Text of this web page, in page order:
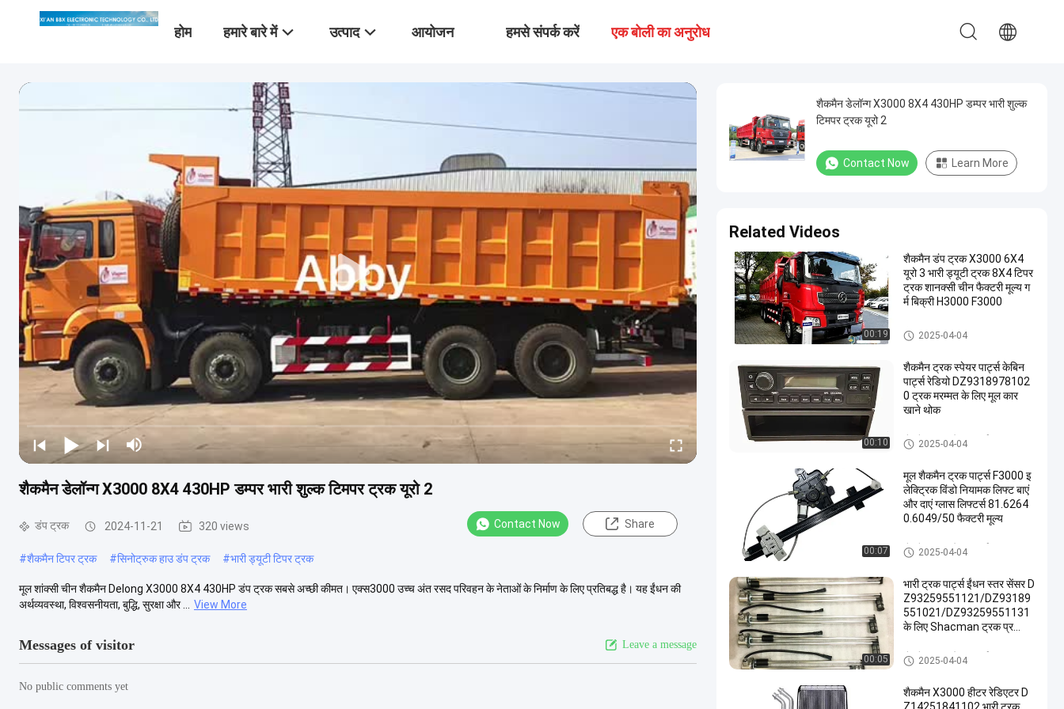
होम हमारे बारे में उत्पाद आयोजन हमसे संपर्क करें एक बोली का अनुरोध
शैकमैन डेलॉन्ग X3000 8X4 430HP डम्पर भारी शुल्क टिमपर ट्रक यूरो 2
डंप ट्रक 2024-11-21 320 views Contact Now Share
#शैकमैन टिपर ट्रक #सिनोट्रुक हाउ डंप ट्रक #भारी ड्यूटी टिपर ट्रक
मूल शांक्सी चीन शैकमैन Delong X3000 8X4 430HP डंप ट्रक सबसे अच्छी कीमत। एक्स3000 उच्च अंत रसद परिवहन के नेताओं के निर्माण के लिए प्रतिबद्ध है। यह ईंधन की
अर्थव्यवस्था, विश्वसनीयता, बुद्धि, सुरक्षा और ...
View More
Messages of visitor Leave a message
No public comments yet
शैकमैन डेलॉन्ग X3000 8X4 430HP डम्पर भारी शुल्क
टिमपर ट्रक यूरो 2
Contact Now Learn More
Related Videos
00:19
शैकमैन डंप ट्रक X3000 6X4
यूरो 3 भारी ड्यूटी ट्रक 8X4 टिपर
ट्रक शानक्सी चीन फैक्टरी मूल्य ग
र्म बिक्री H3000 F3000
डंप ट्रक2025-04-04
00:10
शैकमैन ट्रक स्पेयर पार्ट्स केबिन
पार्ट्स रेडियो DZ9318978102
0 ट्रक मरम्मत के लिए मूल कार
खाने थोक
शैकमैन ट्रक स्पेयर पार्ट्स
2025-04-04
00:07
मूल शैकमैन ट्रक पार्ट्स F3000 इ
लेक्ट्रिक विंडो नियामक लिफ्ट बाएं
और दाएं ग्लास लिफ्टर्स 81.6264
0.6049/50 फैक्टरी मूल्य
शैकमैन ट्रक स्पेयर पार्ट्स
2025-04-04
00:05
भारी ट्रक पार्ट्स ईंधन स्तर सेंसर D
Z93259551121/DZ93189
551021/DZ93259551131
के लिए Shacman ट्रक प्र
शैकमैन ट्रक स्पेयर पार्ट्स
2025-04-04
शैकमैन X3000 हीटर रेडिएटर D